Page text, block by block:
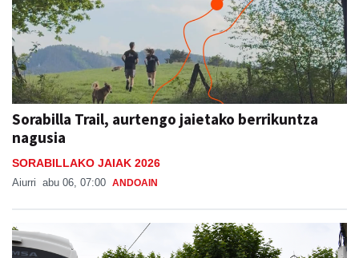
Sorabilla Trail, aurtengo jaietako berrikuntza
nagusia
SORABILLAKO JAIAK 2026
Aiurri abu 06, 07:00 ANDOAIN